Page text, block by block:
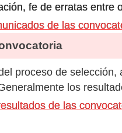
fe de erratas entre
de las
proceso de
los
de las